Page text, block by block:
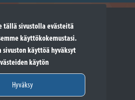
tällä sivustolla evästeitä
käyttökokemustasi.
käyttöä hyväksyt
käytön
Hyväksy